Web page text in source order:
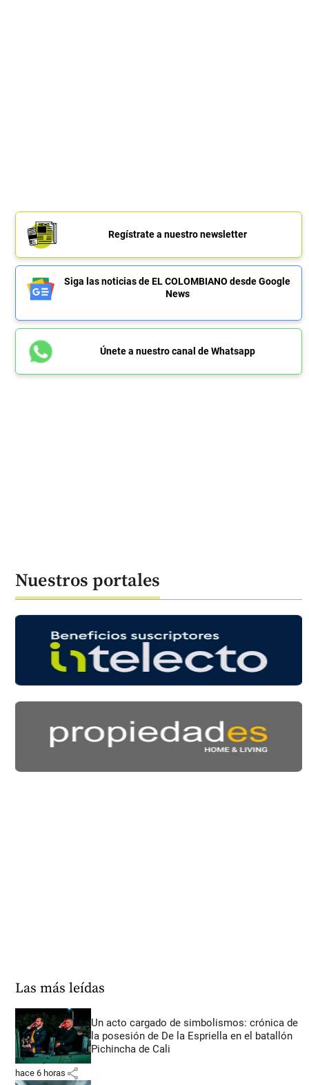
Regístrate a nuestro newsletter
Siga las noticias de EL COLOMBIANO desde Google
News
Únete a nuestro canal de Whatsapp
Nuestros portales
Las más leídas
Un acto cargado de simbolismos: crónica de
la posesión de De la Espriella en el batallón
Pichincha de Cali
hace 6 horas share